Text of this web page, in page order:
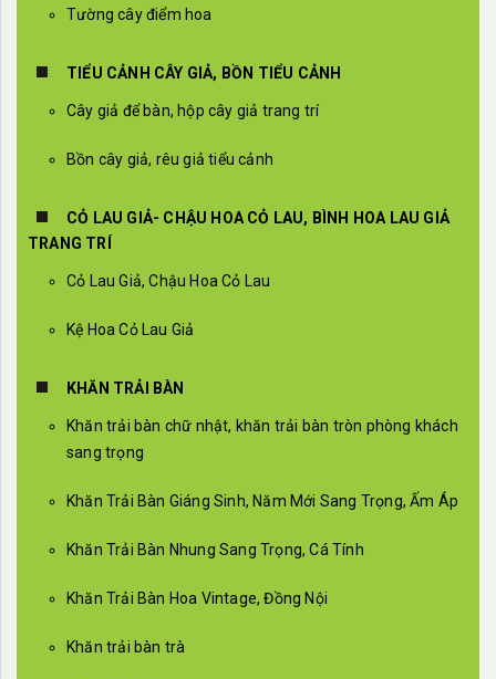
Tường cây điểm hoa
TIỂU CẢNH CÂY GIẢ, BỒN TIỂU CẢNH
Cây giả để bàn, hộp cây giả trang trí
Bồn cây giả, rêu giả tiểu cảnh
CỎ LAU GIẢ- CHẬU HOA CỎ LAU, BÌNH HOA LAU GIẢ
TRANG TRÍ
Cỏ Lau Giả, Chậu Hoa Cỏ Lau
Kệ Hoa Cỏ Lau Giả
KHĂN TRẢI BÀN
Khăn trải bàn chữ nhật, khăn trải bàn tròn phòng khách
sang trọng
Khăn Trải Bàn Giáng Sinh, Năm Mới Sang Trọng, Ấm Áp
Khăn Trải Bàn Nhung Sang Trọng, Cá Tính
Khăn Trải Bàn Hoa Vintage, Đồng Nội
Khăn trải bàn trà